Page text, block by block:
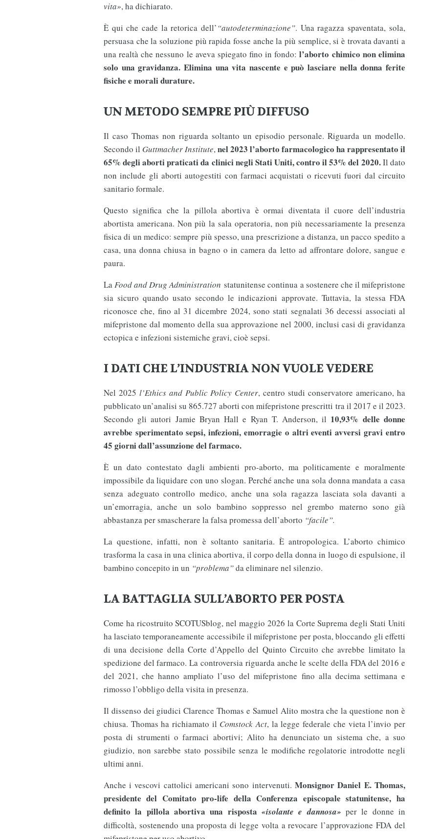
vita», ha dichiarato.
È qui che cade la retorica dell’“autodeterminazione”. Una ragazza spaventata, sola,
persuasa che la soluzione più rapida fosse anche la più semplice, si è trovata davanti a
una realtà che nessuno le aveva spiegato fino in fondo:l’aborto chimico non elimina
solo una gravidanza. Elimina una vita nascente e può lasciare nella donna ferite
fisiche e morali durature.
UN METODO SEMPRE PIÙ DIFFUSO
Il caso Thomas non riguarda soltanto un episodio personale. Riguarda un modello.
Secondo il Guttmacher Institute,nel 2023 l’aborto farmacologico ha rappresentato il
65% degli aborti praticati da clinici negli Stati Uniti, contro il 53% del 2020.Il dato
non include gli aborti autogestiti con farmaci acquistati o ricevuti fuori dal circuito
sanitario formale.
Questo significa che la pillola abortiva è ormai diventata il cuore dell’industria
abortista americana. Non più la sala operatoria, non più necessariamente la presenza
fisica di un medico: sempre più spesso, una prescrizione a distanza, un pacco spedito a
casa, una donna chiusa in bagno o in camera da letto ad affrontare dolore, sangue e
paura.
LaFood and Drug Administrationstatunitense continua a sostenere che il mifepristone
sia sicuro quando usato secondo le indicazioni approvate. Tuttavia, la stessa FDA
riconosce che, fino al 31 dicembre 2024, sono stati segnalati 36 decessi associati al
mifepristone dal momento della sua approvazione nel 2000, inclusi casi di gravidanza
ectopica e infezioni sistemiche gravi, cioè sepsi.
I DATI CHE L’INDUSTRIA NON VUOLE VEDERE
Nel 2025 l’Ethics and Public Policy Center, centro studi conservatore americano, ha
pubblicato un’analisi su 865.727 aborti con mifepristone prescritti tra il 2017 e il 2023.
Secondo gli autori Jamie Bryan Hall e Ryan T. Anderson, il 10,93% delle donne
avrebbe sperimentato sepsi, infezioni, emorragie o altri eventi avversi gravi entro
45 giorni dall’assunzione del farmaco.
È un dato contestato dagli ambienti pro-aborto, ma politicamente e moralmente
impossibile da liquidare con uno slogan. Perché anche una sola donna mandata a casa
senza adeguato controllo medico, anche una sola ragazza lasciata sola davanti a
un’emorragia, anche un solo bambino soppresso nel grembo materno sono già
abbastanza per smascherare la falsa promessa dell’aborto “facile”.
La questione, infatti, non è soltanto sanitaria. È antropologica. L’aborto chimico
trasforma la casa in una clinica abortiva, il corpo della donna in luogo di espulsione, il
bambino concepito in un “problema”da eliminare nel silenzio.
LA BATTAGLIA SULL’ABORTO PER POSTA
Come ha ricostruito SCOTUSblog, nel maggio 2026 la Corte Suprema degli Stati Uniti
ha lasciato temporaneamente accessibile il mifepristone per posta, bloccando gli effetti
di una decisione della Corte d’Appello del Quinto Circuito che avrebbe limitato la
spedizione del farmaco. La controversia riguarda anche le scelte della FDA del 2016 e
del 2021, che hanno ampliato l’uso del mifepristone fino alla decima settimana e
rimosso l’obbligo della visita in presenza.
Il dissenso dei giudici Clarence Thomas e Samuel Alito mostra che la questione non è
chiusa. Thomas ha richiamato il Comstock Act, la legge federale che vieta l’invio per
posta di strumenti o farmaci abortivi; Alito ha denunciato un sistema che, a suo
giudizio, non sarebbe stato possibile senza le modifiche regolatorie introdotte negli
ultimi anni.
Anche i vescovi cattolici americani sono intervenuti. Monsignor Daniel E. Thomas,
presidente del Comitato pro-life della Conferenza episcopale statunitense, ha
definito la pillola abortiva una risposta «isolante e dannosa» per le donne in
difficoltà, sostenendo una proposta di legge volta a revocare l’approvazione FDA del